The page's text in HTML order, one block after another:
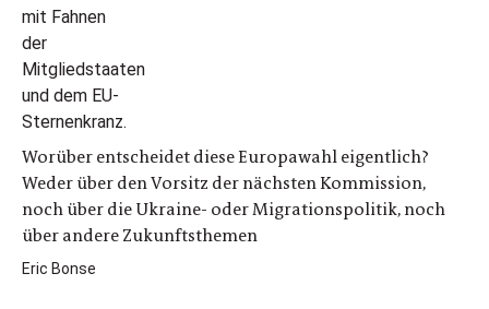
Worüber entscheidet diese Europawahl eigentlich?
Weder über den Vorsitz der nächsten Kommission,
noch über die Ukraine- oder Migrationspolitik, noch
über andere Zukunftsthemen
Eric Bonse